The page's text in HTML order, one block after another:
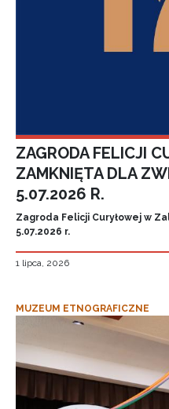
ZAGRODA FELICJI
ZAMKNIĘTA DLA
5.07.2026 R.
Zagroda Felicji Curyłowej w
5.07.2026 r.
1 lipca, 2026
MUZEUM ETNOGRAFICZNE